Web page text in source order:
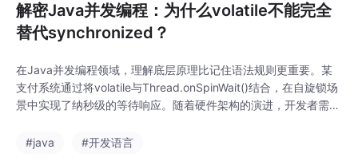
解密Java并发编程：为什么volatile不能完全
替代synchronized？
在Java并发编程领域，理解底层原理比记住语法规则更重要。某
支付系统通过将volatile与Thread.onSpinWait()结合，在自旋锁场
景中实现了纳秒级的等待响应。随着硬件架构的演进，开发者需要
码。
#java #开发语言